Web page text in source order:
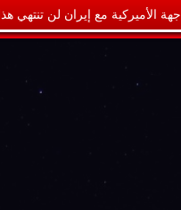
الأميركية مع إيران لن تنتهي